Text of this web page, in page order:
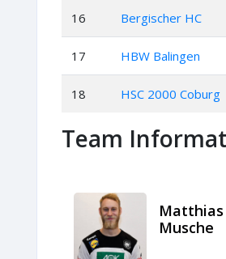
16 Bergischer HC
17 HBW Balingen
18 HSC 2000 Coburg
Team
Matthias
Musche